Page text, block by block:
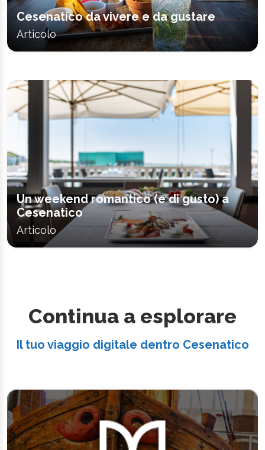
Cesenatico da vivere e da gustare
Articolo
Un weekend romantico (e di gusto) a
Cesenatico
Articolo
Continua a esplorare
Il tuo viaggio digitale dentro Cesenatico